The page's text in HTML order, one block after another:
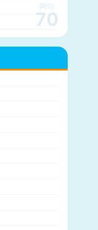
网站
70